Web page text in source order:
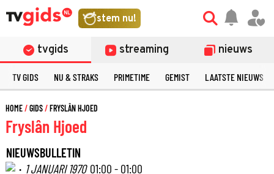
stem nu!
tvgids streaming nieuws
TV GIDS NU & STRAKS PRIMETIME GEMIST LAATSTE NIEUWS
HOME GIDS FRYSLÂN HJOED
Fryslân Hjoed
NIEUWSBULLETIN
· 1 JANUARI 1970 01:00 - 01:00